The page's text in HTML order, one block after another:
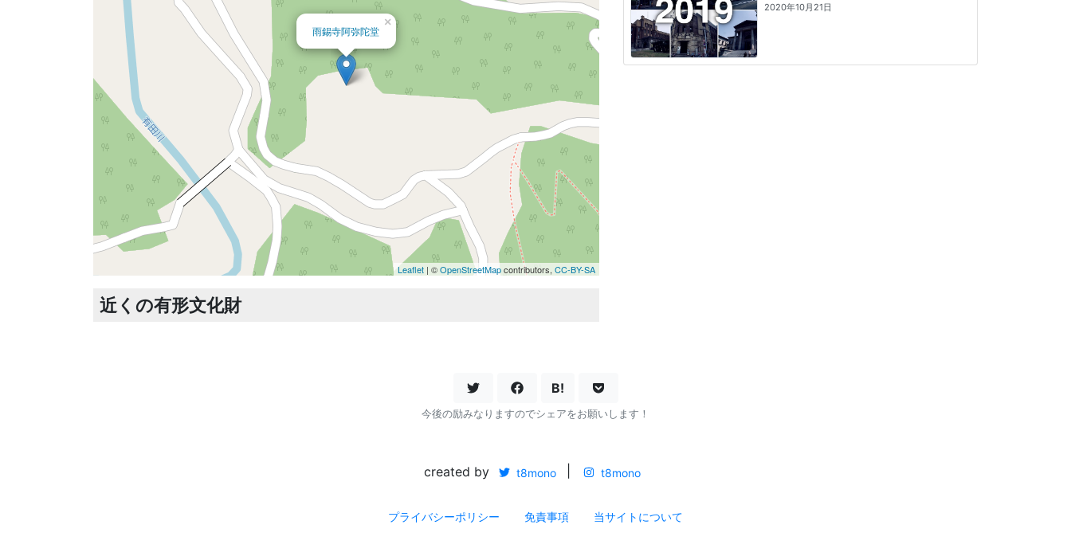
雨錫寺阿弥陀堂
×
Leaflet | ©OpenStreetMapcontributors, CC-BY-SA
近くの有形文化財
2020年10月21日
B!
今後の励みなりますのでシェアをお願いします！
created by t8mono t8mono
プライバシーポリシー 免責事項 当サイトについて